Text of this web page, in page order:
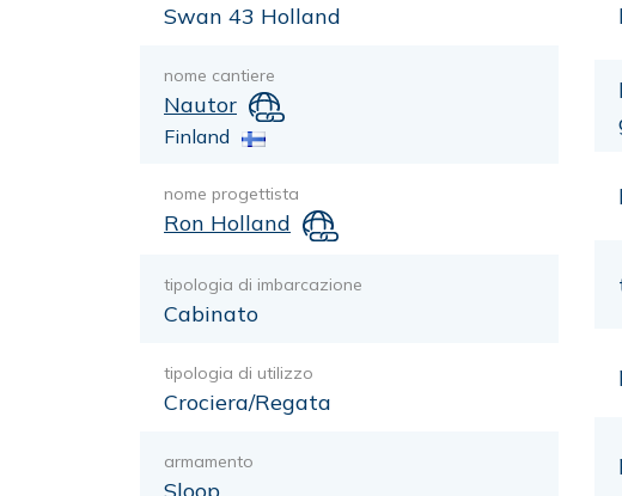
Swan 43 Holland
nome cantiere
Nautor
Finland
nome progettista
Ron Holland
tipologia di imbarcazione
Cabinato
tipologia di utilizzo
Crociera/Regata
armamento